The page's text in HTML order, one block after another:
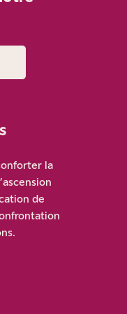
la
de